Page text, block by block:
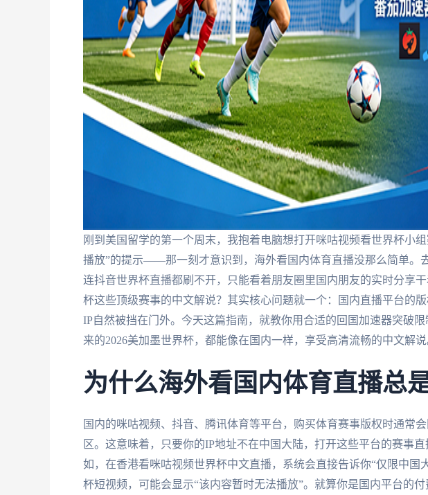
刚到美国留学的第一个周末，我抱着电脑想打开咪咕视频看世界杯小
播放”的提示——那一刻才意识到，海外看国内体育直播没那么简单。
连抖音世界杯直播都刷不开，只能看着朋友圈里国内朋友的实时分享
杯这些顶级赛事的中文解说？其实核心问题就一个：国内直播平台的
IP自然被挡在门外。今天这篇指南，就教你用合适的回国加速器突破
来的2026美加墨世界杯，都能像在国内一样，享受高清流畅的中文解说
为什么海外看国内体育直播总是
国内的咪咕视频、抖音、腾讯体育等平台，购买体育赛事版权时通
区。这意味着，只要你的IP地址不在中国大陆，打开这些平台的赛事
如，在香港看咪咕视频世界杯中文直播，系统会直接告诉你“仅限中国
杯短视频，可能会显示“该内容暂时无法播放”。就算你是国内平台的